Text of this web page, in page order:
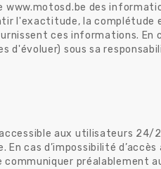
des
l'exactitude, la
ces informations.
d'évoluer) sous sa
aux utilisateurs 24/
cas d’impossibilité
communiquer